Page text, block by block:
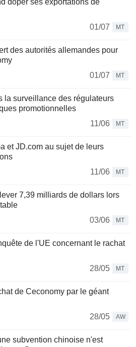
doper ses exportations de
01/07
MT
des autorités allemandes pour
01/07
MT
la surveillance des régulateurs
promotionnelles
11/06
MT
et JD.com au sujet de leurs
11/06
MT
7,39 milliards de dollars lors
03/06
MT
de l'UE concernant le rachat
28/05
MT
de Ceconomy par le géant
28/05
AW
subvention chinoise n'est